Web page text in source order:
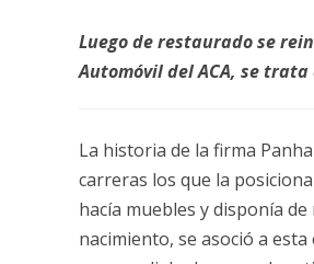
Luego de restaurado se
Automóvil del ACA, se
La historia de la firma
carreras los que la
hacía muebles y disponía
nacimiento, se asoció a